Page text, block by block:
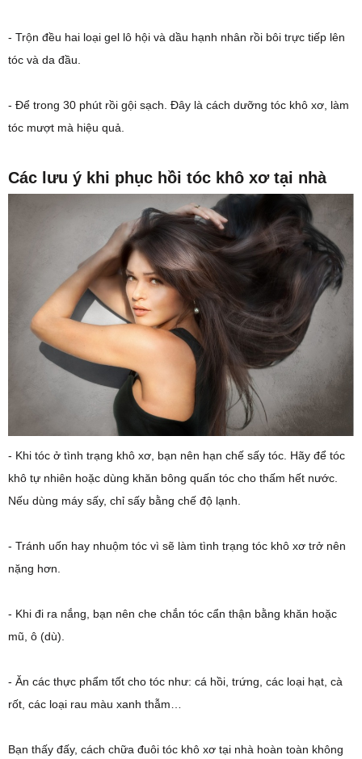
- Trộn đều hai loại gel lô hội và dầu hạnh nhân rồi bôi trực tiếp lên
tóc và da đầu.
- Để trong 30 phút rồi gội sạch. Đây là cách dưỡng tóc khô xơ, làm
tóc mượt mà hiệu quả.
Các lưu ý khi phục hồi tóc khô xơ tại nhà
- Khi tóc ở tình trạng khô xơ, bạn nên hạn chế sấy tóc. Hãy để tóc
khô tự nhiên hoặc dùng khăn bông quấn tóc cho thấm hết nước.
Nếu dùng máy sấy, chỉ sấy bằng chế độ lạnh.
- Tránh uốn hay nhuộm tóc vì sẽ làm tình trạng tóc khô xơ trở nên
nặng hơn.
- Khi đi ra nắng, bạn nên che chắn tóc cẩn thận bằng khăn hoặc
mũ, ô (dù).
- Ăn các thực phẩm tốt cho tóc như: cá hồi, trứng, các loại hạt, cà
rốt, các loại rau màu xanh thẫm…
Bạn thấy đấy, cách chữa đuôi tóc khô xơ tại nhà hoàn toàn không